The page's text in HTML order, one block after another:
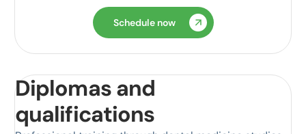
Schedule now
Diplomas and
qualifications